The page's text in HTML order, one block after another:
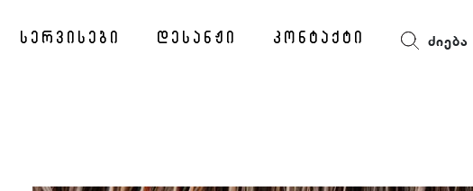
სერვისები დესანჟი კონტაქტი ᲫᲘᲔᲑᲐ